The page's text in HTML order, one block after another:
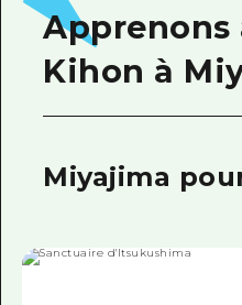
Kihon à
Miyajima